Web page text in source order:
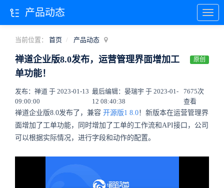
当前位置： 首页 产品动态
禅道企业版8.0发布，运营管理界面增加工
单功能！
原创
发布：禅道 于 2023-01-13
09:00:00
最后编辑：晏瑞宇 于 2023-01-
12 08:40:38
7675次
查看
禅道企业版8.0发布了，兼容 开源版1 8.0！新版本在运营管理界
面增加了工单功能，同时增加了工单的工作流和API接口，公司
可以根据实际情况，进行字段和动作的配置。
产品动态